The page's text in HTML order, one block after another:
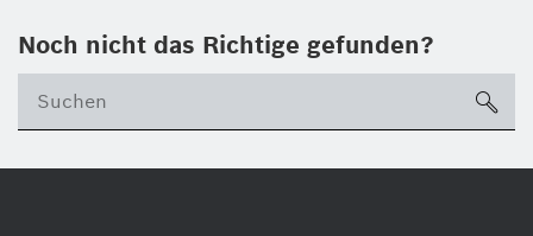
Noch nicht das Richtige gefunden?